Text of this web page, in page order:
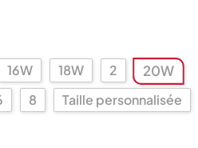
16W 18W 2 20W
8 Taille personnalisée